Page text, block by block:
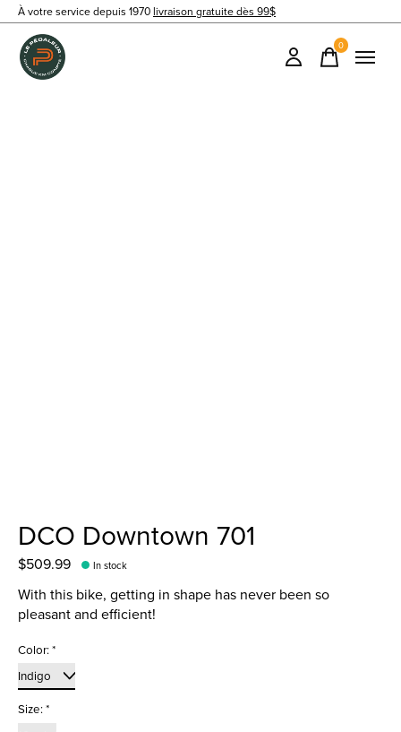
À votre service depuis 1970 livraison gratuite dès 99$
0items
DCO Downtown 701
$509.99 In stock
With this bike, getting in shape has never been so
pleasant and efficient!
Color:*
Size:*